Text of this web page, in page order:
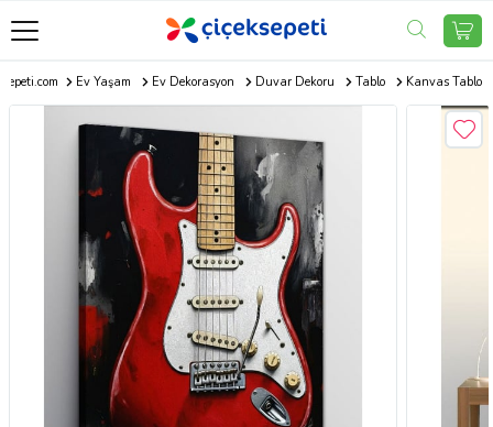
Ev Yaşam Ev Dekorasyon Duvar Dekoru Tablo Kanvas Tablo